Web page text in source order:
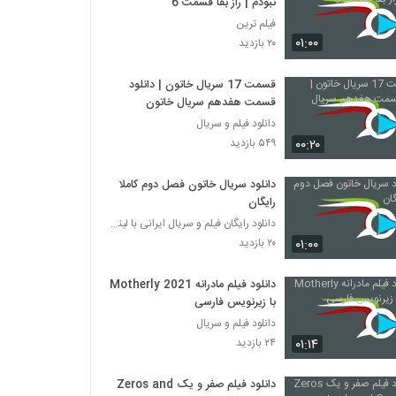
۰۱:۰۰
فیلم ترین
۲۰ بازدید
۰۰:۲۰
قسمت 17 سریال خاتون | دانلود
قسمت هفدهم سریال خاتون
دانلود فیلم و سریال
۵۴۹ بازدید
۰۱:۰۰
دانلود سریال خاتون فصل دوم کاملا
رایگان
دانلود رایگان فیلم و سریال ایرانی با لینک مستقیم
۲۰ بازدید
۰۱:۱۴
دانلود فیلم مادرانه Motherly 2021
با زیرنویس فارسی
دانلود فیلم و سریال
۲۴ بازدید
دانلود فیلم صفر و یک Zeros and